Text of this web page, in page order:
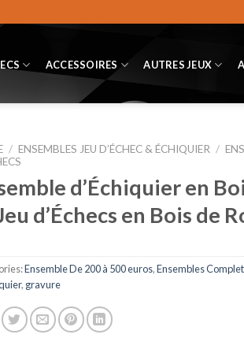
ACCESSOIRES AUTRES JEUX
/ ENSEMBLES JEU D’ÉCHEC & ÉCHIQUIER /
d’Échiquier en
d’Échecs en Bois de
Ensemble De 200 à 500 euros,Ensembles
, gravure